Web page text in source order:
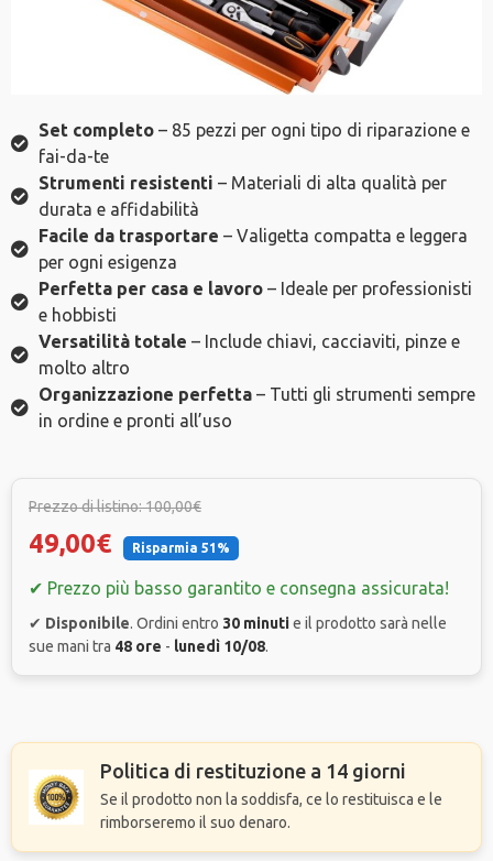
Set completo – 85 pezzi per ogni tipo di riparazione e
fai-da-te
Strumenti resistenti – Materiali di alta qualità per
durata e affidabilità
Facile da trasportare – Valigetta compatta e leggera
per ogni esigenza
Perfetta per casa e lavoro – Ideale per professionisti
e hobbisti
Versatilità totale – Include chiavi, cacciaviti, pinze e
molto altro
Organizzazione perfetta – Tutti gli strumenti sempre
in ordine e pronti all’uso
Prezzo di listino: 100,00€
49,00€ Risparmia 51%
✔ Prezzo più basso garantito e consegna assicurata!
✔ Disponibile. Ordini entro 30 minutie il prodotto sarà nelle
sue mani tra 48 ore - lunedì 10/08.
Politica di restituzione a 14 giorni
Se il prodotto non la soddisfa, ce lo restituisca e le
rimborseremo il suo denaro.